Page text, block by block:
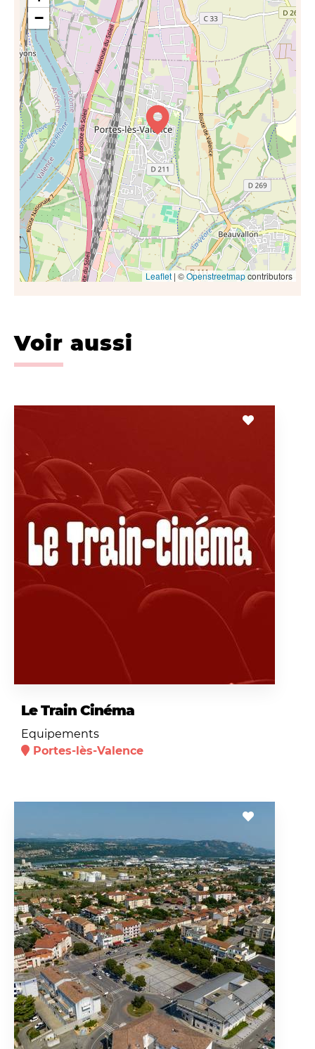
−
Leaflet| ©Openstreetmapcontributors
Voir aussi
Le Train Cinéma
Equipements
Portes-lès-Valence